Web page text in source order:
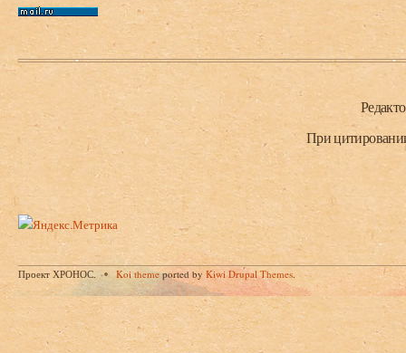
Нижний колонтитул
При
Проект ХРОНОС. Koi themeported byKiwi Drupal Themes.